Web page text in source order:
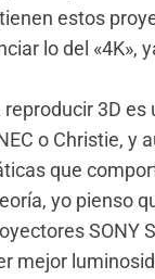
estos
lo del «4K»,
3D es
o Christie, y
que
yo pienso
SONY
mejor